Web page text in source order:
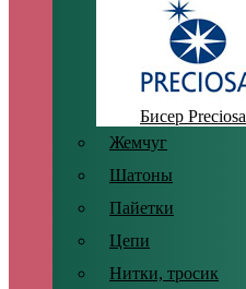
Бисер Preciosa
Жемчуг
Шатоны
Пайетки
Цепи
Нитки, тросик